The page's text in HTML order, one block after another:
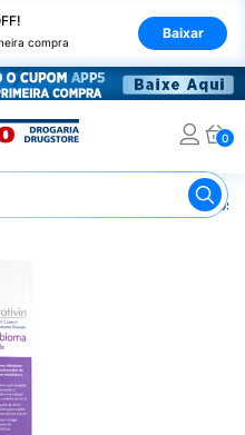
compra
Baixar
0
Dermocosméticos para o